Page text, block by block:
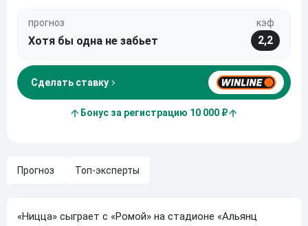
прогноз
Хотя бы одна не забьет
кэф
2,2
Сделать ставку
Бонус за регистрацию 10 000 ₽
Прогноз Топ-эксперты
«Ницца» сыграет с «Ромой» на стадионе «Альянц